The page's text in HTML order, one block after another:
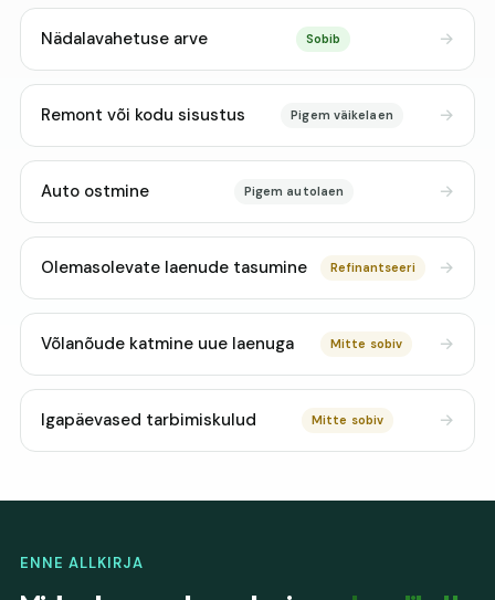
Nädalavahetuse arve Sobib
Remont või kodu sisustus Pigem väikelaen
Auto ostmine Pigem autolaen
Olemasolevate laenude tasumine Refinantseeri
Võlanõude katmine uue laenuga Mitte sobiv
Igapäevased tarbimiskulud Mitte sobiv
ENNE ALLKIRJA